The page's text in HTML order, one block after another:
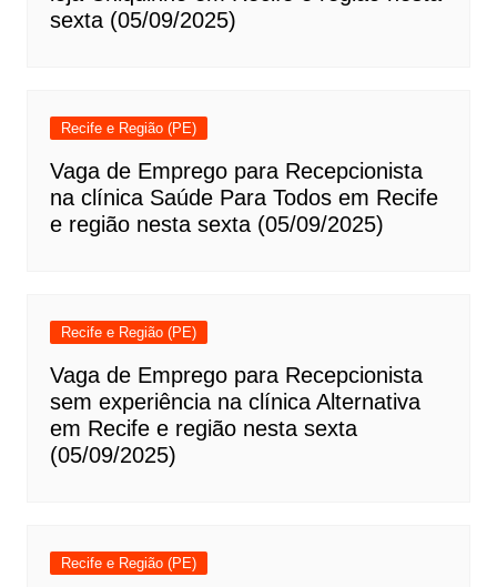
sexta (05/09/2025)
Recife e Região (PE)
Vaga de Emprego para Recepcionista
na clínica Saúde Para Todos em Recife
e região nesta sexta (05/09/2025)
Recife e Região (PE)
Vaga de Emprego para Recepcionista
sem experiência na clínica Alternativa
em Recife e região nesta sexta
(05/09/2025)
Recife e Região (PE)